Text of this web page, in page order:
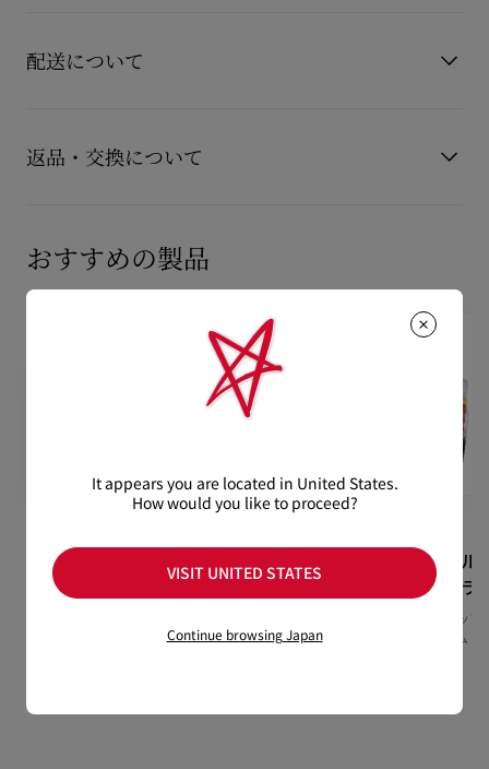
「赤」の職人が手掛けたグロスは、３色の包み込むようなシェ
カラーのヴィニルグロス。付属のアプリケーターでひと塗り。
包み込むような温かみのあるピンクペッパーの香りと、爽やか
で清涼感あるペパーミントが加わり、反射するような贅沢な輝
きを実現。ブランド独自のコンプレックス(*2)「グラムリップ
ス」は保湿成分ヒアルロン酸Naを含み、唇にうるおいを閉じ込
めてなめらかに整えます。
さらに、最長12時間(*1)のうるおいと快適さを提供します。ミ
ラーのような仕上がりをひと塗りで楽しむことも、リップステ
*1 消費者テストは86名の被験者により実施。海外における皮膚
肌トラブルがおきないわけではありません。
*2 ヒアルロン酸Na、トリ酢酸パンテニル、ニンファエアコエル
レア花エキス、パルミトイルトリペプチド-1の複合成分（保湿
唇に異常があらわれたときは、ご使用をおやめください。目に
配送について
15,000円(税込)以上のご注文は、送料無料でお届けいたしま
す。
通常1-2営業日以内にヤマト運輸にて発送いたします。
在庫のお取り寄せが必要な商品は、1週間程でのお届けとなりま
※なお、一部の地域や天候不良、決済確認等により発送が遅延す
る場合がございます。ご了承ください。
詳しい配送に関する情報は下記よりご確認くださいませ。
配送について
返品・交換について
けております。返品送料は無料です。
※ビューティ製品の返品交換は原則承っておりません。
詳しい返品・交換に関する情報は下記よりご確認くださいま
おすすめの製品
ルージュスティ
レット ヴィニ
リップグロス –コッパーフ
ルージュスティ
レット ヴィニ
リップグロス - ルージュル
マットフル
リップカラ
リキッドリッ
リーブルーム
It appears you are located in United States.
How would you like to proceed?
VISIT UNITED STATES
Continue browsing Japan